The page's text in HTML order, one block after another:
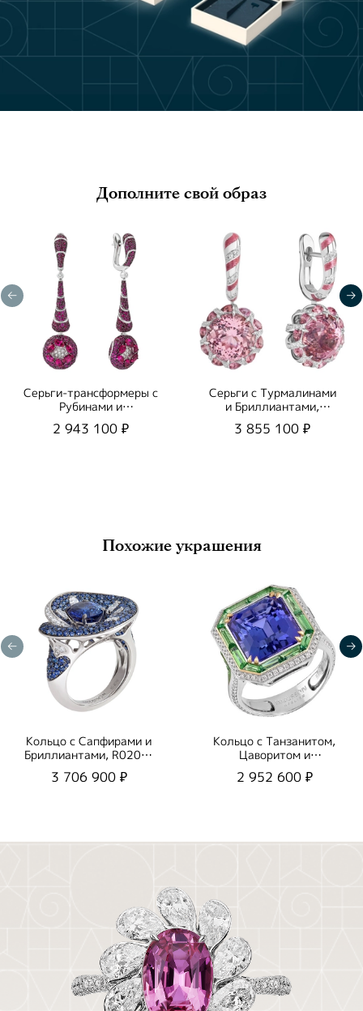
Дополните свой образ
Серьги-трансформеры с
Рубинами и
Бриллиантами, E0262-
0/1
2 943 100 ₽
Серьги с Турмалинами
и Бриллиантами,
E0122-1/1
3 855 100 ₽
Похожие украшения
Кольцо с Сапфирами и
Бриллиантами, R0205-
1/3
3 706 900 ₽
Кольцо с Танзанитом,
Цаворитом и
Бриллиантами, R0069-
1/1
2 952 600 ₽